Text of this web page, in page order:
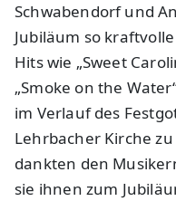
Schwabendorf und
Jubiläum so
Hits wie „Sweet
„Smoke on the
im Verlauf des
Lehrbacher Kirche
dankten den
sie ihnen zum